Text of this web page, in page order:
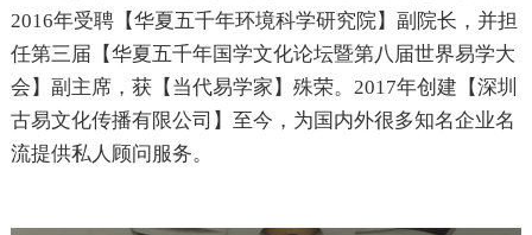
2016年受聘【华夏五千年环境科学研究院】副院长，并担
任第三届【华夏五千年国学文化论坛暨第八届世界易学大
会】副主席，获【当代易学家】殊荣。2017年创建【深圳
古易文化传播有限公司】至今，为国内外很多知名企业名
流提供私人顾问服务。